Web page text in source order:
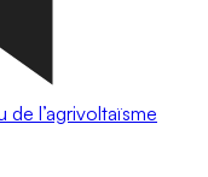
l’agrivoltaïsme